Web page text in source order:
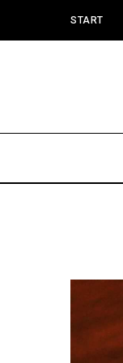
START